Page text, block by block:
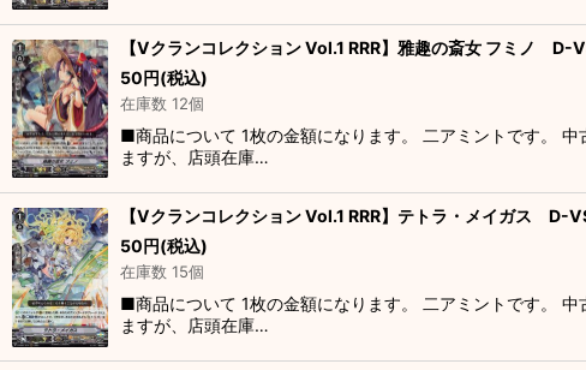
【Vクランコレクション Vol.1 RRR】雅趣の斎女 フミノ D-
50円(税込)
在庫数 12個
■商品について 1枚の金額になります。 二アミントです。
ますが、店頭在庫…
【Vクランコレクション Vol.1 RRR】テトラ・メイガス D-
50円(税込)
在庫数 15個
■商品について 1枚の金額になります。 二アミントです。
ますが、店頭在庫…